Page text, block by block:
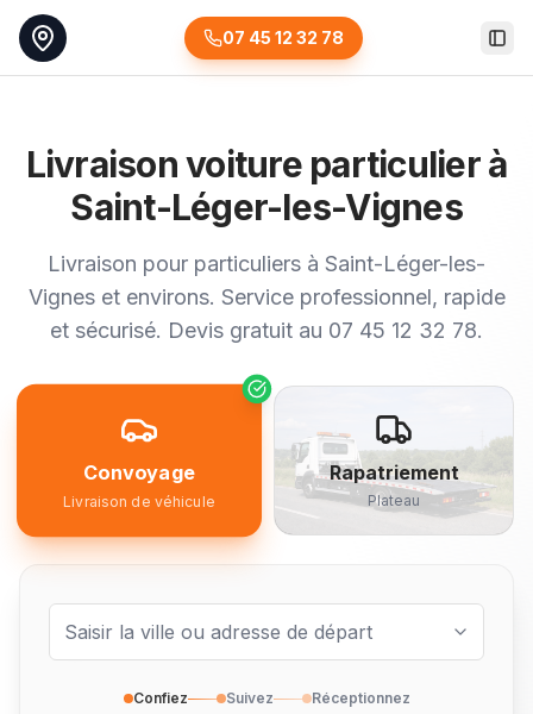
07 45 12 32 78
Livraison voiture particulier à
Saint-Léger-les-Vignes
Livraison pour particuliers à Saint-Léger-les-
Vignes et environs. Service professionnel, rapide
et sécurisé. Devis gratuit au 07 45 12 32 78.
Convoyage
Livraison de véhicule
Rapatriement
Plateau
Confiez Suivez Réceptionnez